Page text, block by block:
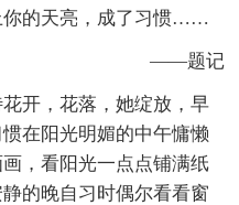
你的天亮，成了习惯……
——题记
开，花落，她绽放，早
在阳光明媚的中午慵懒
，看阳光一点点铺满纸
的晚自习时偶尔看看窗